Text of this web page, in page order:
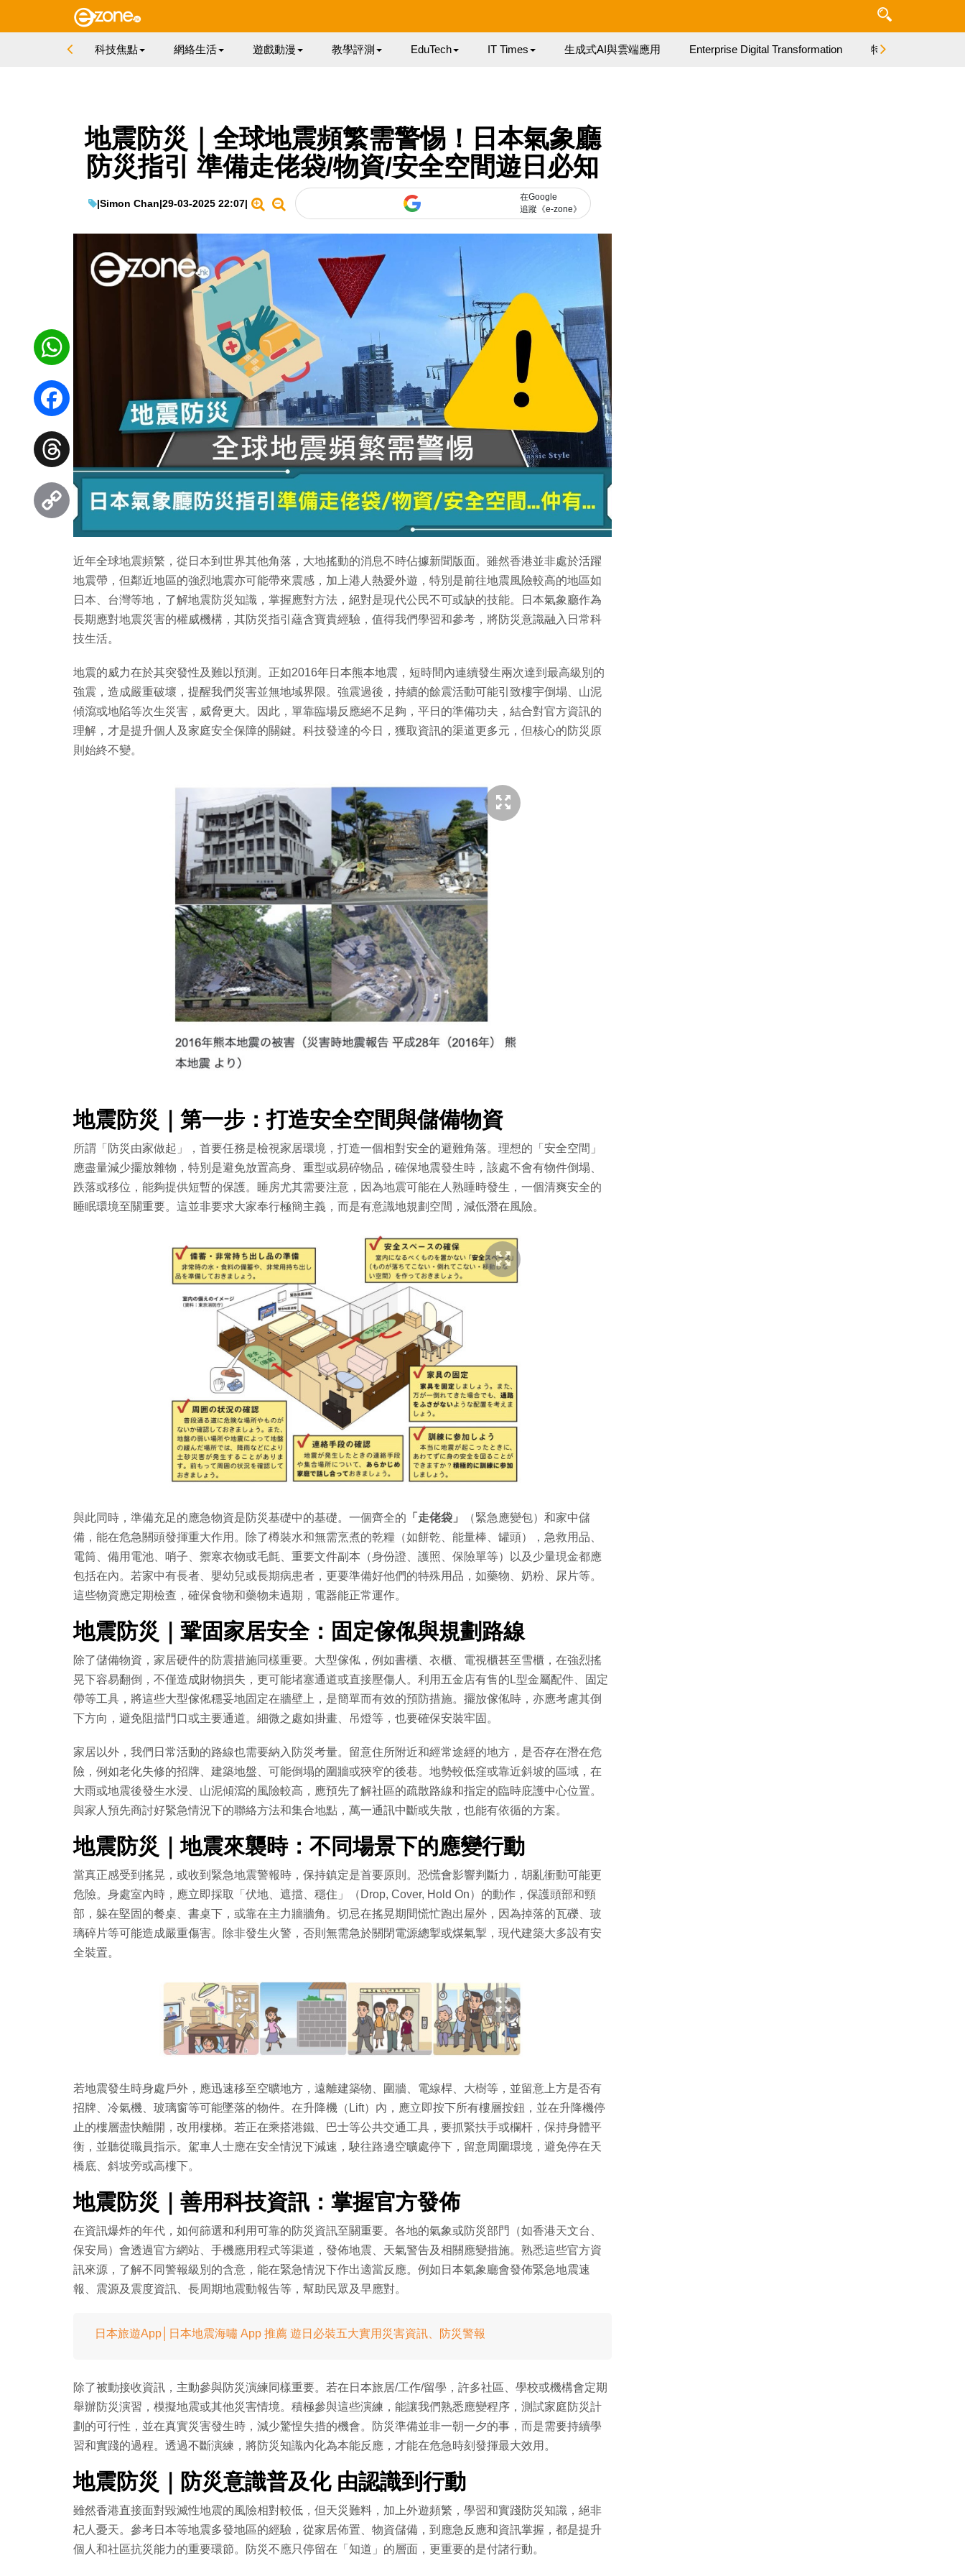
科技焦點 網絡生活 遊戲動漫 教學評測 EduTech IT Times 生成式AI與雲端應用 Enterprise Digital Transformation 特集
地震防災｜全球地震頻繁需警惕！日本氣象廳
防災指引 準備走佬袋/物資/安全空間遊日必知
|Simon Chan|29-03-2025 22:07|
在Google
追蹤《e-zone》
近年全球地震頻繁，從日本到世界其他角落，大地搖動的消息不時佔據新聞版面。雖然香港並非處於活躍
地震帶，但鄰近地區的強烈地震亦可能帶來震感，加上港人熱愛外遊，特別是前往地震風險較高的地區如
日本、台灣等地，了解地震防災知識，掌握應對方法，絕對是現代公民不可或缺的技能。日本氣象廳作為
長期應對地震災害的權威機構，其防災指引蘊含寶貴經驗，值得我們學習和參考，將防災意識融入日常科
技生活。
地震的威力在於其突發性及難以預測。正如2016年日本熊本地震，短時間內連續發生兩次達到最高級別的
強震，造成嚴重破壞，提醒我們災害並無地域界限。強震過後，持續的餘震活動可能引致樓宇倒塌、山泥
傾瀉或地陷等次生災害，威脅更大。因此，單靠臨場反應絕不足夠，平日的準備功夫，結合對官方資訊的
理解，才是提升個人及家庭安全保障的關鍵。科技發達的今日，獲取資訊的渠道更多元，但核心的防災原
則始終不變。
地震防災｜第一步：打造安全空間與儲備物資
所謂「防災由家做起」，首要任務是檢視家居環境，打造一個相對安全的避難角落。理想的「安全空間」
應盡量減少擺放雜物，特別是避免放置高身、重型或易碎物品，確保地震發生時，該處不會有物件倒塌、
跌落或移位，能夠提供短暫的保護。睡房尤其需要注意，因為地震可能在人熟睡時發生，一個清爽安全的
睡眠環境至關重要。這並非要求大家奉行極簡主義，而是有意識地規劃空間，減低潛在風險。
與此同時，準備充足的應急物資是防災基礎中的基礎。一個齊全的 「走佬袋」
（緊急應變包）和家中儲
備，能在危急關頭發揮重大作用。除了樽裝水和無需烹煮的乾糧（如餅乾、能量棒、罐頭），急救用品、
電筒、備用電池、哨子、禦寒衣物或毛氈、重要文件副本（身份證、護照、保險單等）以及少量現金都應
包括在內。若家中有長者、嬰幼兒或長期病患者，更要準備好他們的特殊用品，如藥物、奶粉、尿片等。
這些物資應定期檢查，確保食物和藥物未過期，電器能正常運作。
地震防災｜鞏固家居安全：固定傢俬與規劃路線
除了儲備物資，家居硬件的防震措施同樣重要。大型傢俬，例如書櫃、衣櫃、電視櫃甚至雪櫃，在強烈搖
晃下容易翻倒，不僅造成財物損失，更可能堵塞通道或直接壓傷人。利用五金店有售的L型金屬配件、固定
帶等工具，將這些大型傢俬穩妥地固定在牆壁上，是簡單而有效的預防措施。擺放傢俬時，亦應考慮其倒
下方向，避免阻擋門口或主要通道。細微之處如掛畫、吊燈等，也要確保安裝牢固。
家居以外，我們日常活動的路線也需要納入防災考量。留意住所附近和經常途經的地方，是否存在潛在危
險，例如老化失修的招牌、建築地盤、可能倒塌的圍牆或狹窄的後巷。地勢較低窪或靠近斜坡的區域，在
大雨或地震後發生水浸、山泥傾瀉的風險較高，應預先了解社區的疏散路線和指定的臨時庇護中心位置。
與家人預先商討好緊急情況下的聯絡方法和集合地點，萬一通訊中斷或失散，也能有依循的方案。
地震防災｜地震來襲時：不同場景下的應變行動
當真正感受到搖晃，或收到緊急地震警報時，保持鎮定是首要原則。恐慌會影響判斷力，胡亂衝動可能更
危險。身處室內時，應立即採取「伏地、遮擋、穩住」（Drop, Cover, Hold On）的動作，保護頭部和頸
部，躲在堅固的餐桌、書桌下，或靠在主力牆牆角。切忌在搖晃期間慌忙跑出屋外，因為掉落的瓦礫、玻
璃碎片等可能造成嚴重傷害。除非發生火警，否則無需急於關閉電源總掣或煤氣掣，現代建築大多設有安
全裝置。
若地震發生時身處戶外，應迅速移至空曠地方，遠離建築物、圍牆、電線桿、大樹等，並留意上方是否有
招牌、冷氣機、玻璃窗等可能墜落的物件。在升降機（Lift）內，應立即按下所有樓層按鈕，並在升降機停
止的樓層盡快離開，改用樓梯。若正在乘搭港鐵、巴士等公共交通工具，要抓緊扶手或欄杆，保持身體平
衡，並聽從職員指示。駕車人士應在安全情況下減速，駛往路邊空曠處停下，留意周圍環境，避免停在天
橋底、斜坡旁或高樓下。
地震防災｜善用科技資訊：掌握官方發佈
在資訊爆炸的年代，如何篩選和利用可靠的防災資訊至關重要。各地的氣象或防災部門（如香港天文台、
保安局）會透過官方網站、手機應用程式等渠道，發佈地震、天氣警告及相關應變措施。熟悉這些官方資
訊來源，了解不同警報級別的含意，能在緊急情況下作出適當反應。例如日本氣象廳會發佈緊急地震速
報、震源及震度資訊、長周期地震動報告等，幫助民眾及早應對。
日本旅遊App│日本地震海嘯 App 推薦 遊日必裝五大實用災害資訊、防災警報
除了被動接收資訊，主動參與防災演練同樣重要。若在日本旅居/工作/留學，許多社區、學校或機構會定期
舉辦防災演習，模擬地震或其他災害情境。積極參與這些演練，能讓我們熟悉應變程序，測試家庭防災計
劃的可行性，並在真實災害發生時，減少驚惶失措的機會。防災準備並非一朝一夕的事，而是需要持續學
習和實踐的過程。透過不斷演練，將防災知識內化為本能反應，才能在危急時刻發揮最大效用。
地震防災｜防災意識普及化 由認識到行動
雖然香港直接面對毀滅性地震的風險相對較低，但天災難料，加上外遊頻繁，學習和實踐防災知識，絕非
杞人憂天。參考日本等地震多發地區的經驗，從家居佈置、物資儲備，到應急反應和資訊掌握，都是提升
個人和社區抗災能力的重要環節。防災不應只停留在「知道」的層面，更重要的是付諸行動。
WhatsApp
Facebook
Threads
Copy
Link